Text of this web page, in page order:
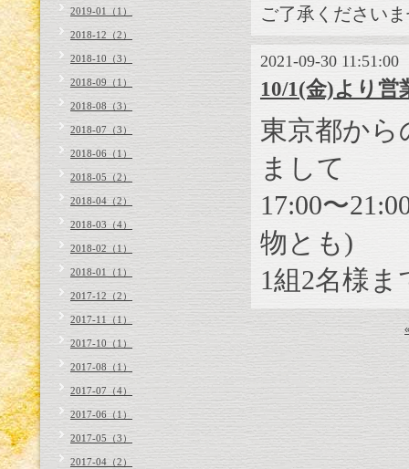
ご了承ください
2021-09-30 11:51:00
10/1(金)より
東京都から
まして
17:00〜
物とも)
1組2名様ま
2019-01（1）
2018-12（2）
2018-10（3）
2018-09（1）
2018-08（3）
2018-07（3）
2018-06（1）
2018-05（2）
2018-04（2）
2018-03（4）
2018-02（1）
2018-01（1）
2017-12（2）
2017-11（1）
2017-10（1）
2017-08（1）
2017-07（4）
2017-06（1）
2017-05（3）
2017-04（2）